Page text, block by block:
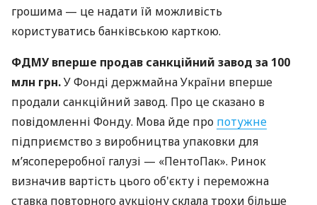
грошима — це надати їй можливість
користуватись банківською карткою.
ФДМУ вперше продав санкційний завод за 100
млн грн.У Фонді держмайна України вперше
продали санкційний завод. Про це сказано в
повідомленні Фонду. Мова йде про потужне
підприємство з виробництва упаковки для
м’ясопереробної галузі — «ПентоПак». Ринок
визначив вартість цього об'єкту і переможна
ставка повторного аукціону склала трохи більше